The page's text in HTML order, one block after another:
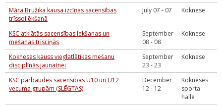
Māra Bružika kausa izcīņas sacensības
trīssoļlēkšanā
July 07 - 07 Koknese
KSC atklātās sacensības lekšanas un
mešanas trīscīņās
September
08 - 08
Koknese
Kokneses kauss vieglatlētikas mešanu
disciplīnās jaunatnei
September
23 - 23
Koknese
KSC pārbaudes sacensības U10 un U12
vecuma grupām (SLĒGTAS)
December
12 - 12
Kokneses
sporta
halle